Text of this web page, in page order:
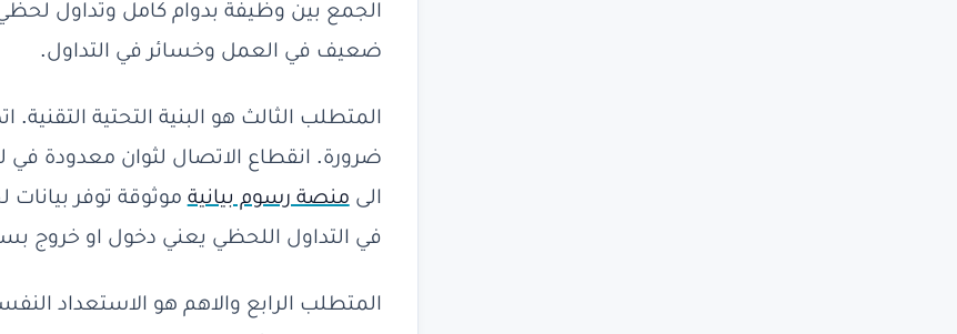
الجمع بين وظيفة بدوام كامل وتداول لحظي
ضعيف في العمل وخسائر في التداول.
المتطلب الثالث هو البنية التحتية
ضرورة. انقطاع الاتصال لثوان معدودة
الىمنصة رسوم بيانيةموثوقة توفر بيانات
في التداول اللحظي يعني دخول او خروج
المتطلب الرابع والاهم هو الاستعداد